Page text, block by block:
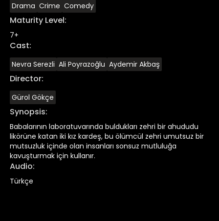
Drama Crime Comedy
Maturity Level:
7+
Cast:
Nevra Serezli Ali Poyrazoğlu Aydemir Akbaş
Director:
Gürol Gökçe
Synopsis:
Babalarının laboratuvarında buldukları zehri bir ahududu
likörüne katan iki kız kardeş, bu ölümcül zehri umutsuz bir
mutsuzluk içinde olan insanları sonsuz mutluluğa
kavuşturmak için kullanır.
Audio:
Türkçe